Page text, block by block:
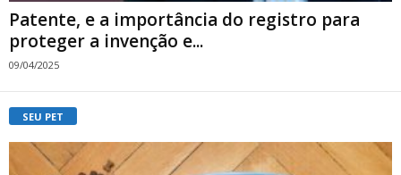
Patente, e a importância do registro para
proteger a invenção e...
09/04/2025
SEU PET